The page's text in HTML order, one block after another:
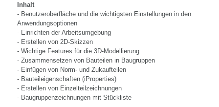
Inhalt
- Benutzeroberfläche und die wichtigsten Einstellungen in den
Anwendungsoptionen
- Einrichten der Arbeitsumgebung
- Erstellen von 2D-Skizzen
- Wichtige Features für die 3D-Modellierung
- Zusammensetzen von Bauteilen in Baugruppen
- Einfügen von Norm- und Zukaufteilen
- Bauteileigenschaften (iProperties)
- Erstellen von Einzelteilzeichnungen
- Baugruppenzeichnungen mit Stückliste